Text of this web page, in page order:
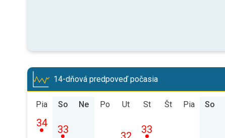
14-dňová predpoveď počasia
Pia
34
So
33
Ne Po Ut St
33
Št Pia So